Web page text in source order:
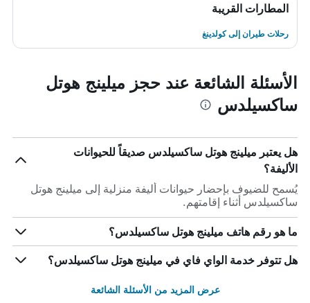
المطارات القريبة
رحلات طيران إلى كولدينغ
الأسئلة الشائعة عند حجز ميلينج هوتل
ساكسيلدس
هل يعتبر ميلينج هوتل ساكسيلدس صديقاً للحيوانات
الأليفة؟
يُسمح للضيوف بإحضار حيوانات أليفة منزلية إلى ميلينج هوتل
ساكسيلدس أثناء إقامتهم.
ما هو رقم هاتف ميلينج هوتل ساكسيلدس؟
هل تتوفر خدمة الواي فاي في ميلينج هوتل ساكسيلدس؟
عرض المزيد من الأسئلة الشائعة